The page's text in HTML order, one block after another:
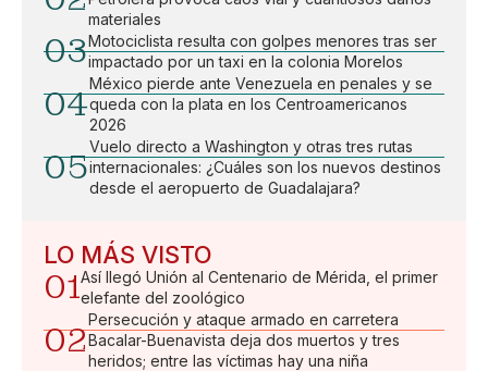
materiales
03Motociclista resulta con golpes menores tras ser
impactado por un taxi en la colonia Morelos
04
México pierde ante Venezuela en penales y se
queda con la plata en los Centroamericanos
2026
05
Vuelo directo a Washington y otras tres rutas
internacionales: ¿Cuáles son los nuevos destinos
desde el aeropuerto de Guadalajara?
LO MÁS VISTO
01Así llegó Unión al Centenario de Mérida, el primer
elefante del zoológico
02
Persecución y ataque armado en carretera
Bacalar-Buenavista deja dos muertos y tres
heridos; entre las víctimas hay una niña